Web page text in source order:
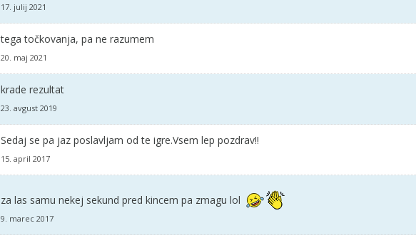
17. julij 2021
tega točkovanja, pa ne razumem
20. maj 2021
krade rezultat
23. avgust 2019
Sedaj se pa jaz poslavljam od te igre.Vsem lep pozdrav!!
15. april 2017
za las samu nekej sekund pred kincem pa zmagu lol
9. marec 2017